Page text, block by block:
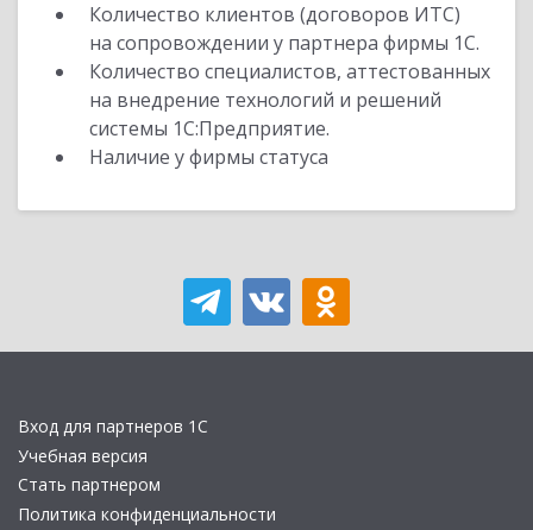
Количество клиентов (договоров ИТС)
на сопровождении у партнера фирмы 1С.
Количество специалистов, аттестованных
на внедрение технологий и решений
системы 1С:Предприятие.
Наличие у фирмы статуса
Вход для партнеров 1С
Учебная версия
Стать партнером
Политика конфиденциальности